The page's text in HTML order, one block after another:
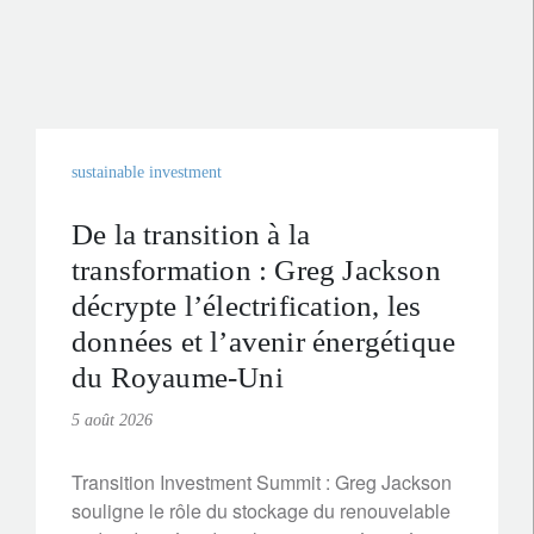
sustainable investment
De la transition à la
transformation : Greg Jackson
décrypte l’électrification, les
données et l’avenir énergétique
du Royaume-Uni
5 août 2026
Transition Investment Summit : Greg Jackson
souligne le rôle du stockage du renouvelable